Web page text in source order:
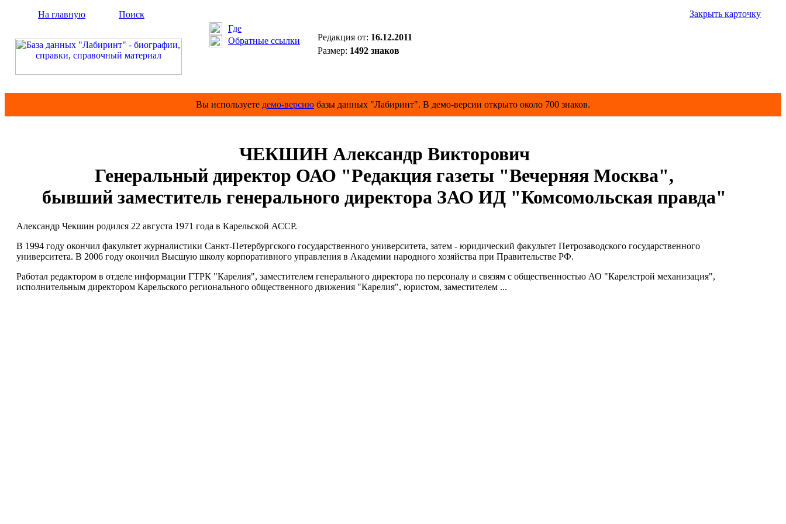
На главную
Поиск
Где
Обратные ссылки
Закрыть карточку
Редакция от: 16.12.2011
Размер: 1492 знаков
Вы используете демо-версию базы данных "Лабиринт". В демо-версии открыто около 700 знаков.
ЧЕКШИН Александр Викторович
Генеральный директор ОАО "Редакция газеты "Вечерняя Москва",
бывший заместитель генерального директора ЗАО ИД "Комсомольская правда"
Александр Чекшин родился 22 августа 1971 года в Карельской АССР.
В 1994 году окончил факультет журналистики Санкт-Петербургского государственного университета, затем - юридический факультет Петрозаводского государственного
университета. В 2006 году окончил Высшую школу корпоративного управления в Академии народного хозяйства при Правительстве РФ.
Работал редактором в отделе информации ГТРК "Карелия", заместителем генерального директора по персоналу и связям с общественностью АО "Карелстрой механизация",
исполнительным директором Карельского регионального общественного движения "Карелия", юристом, заместителем ...